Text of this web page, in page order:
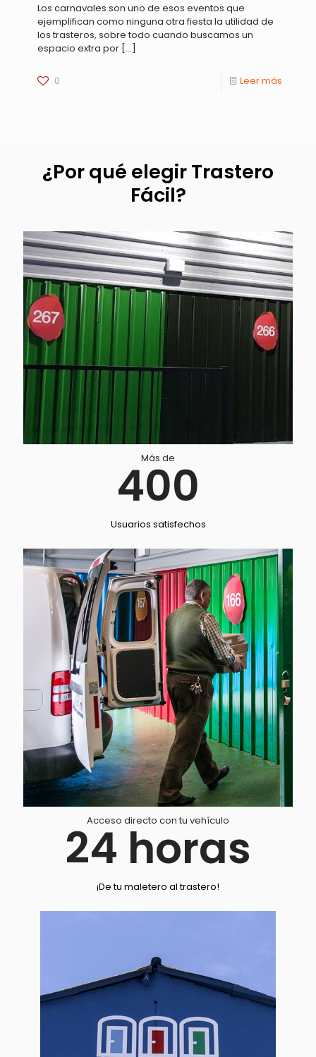
Los carnavales son uno de esos eventos que
ejemplifican como ninguna otra fiesta la utilidad de
los trasteros, sobre todo cuando buscamos un
espacio extra por […]
0 Leer más
¿Por qué elegir Trastero
Fácil?
Más de
400
Usuarios satisfechos
Acceso directo con tu vehículo
24 horas
¡De tu maletero al trastero!